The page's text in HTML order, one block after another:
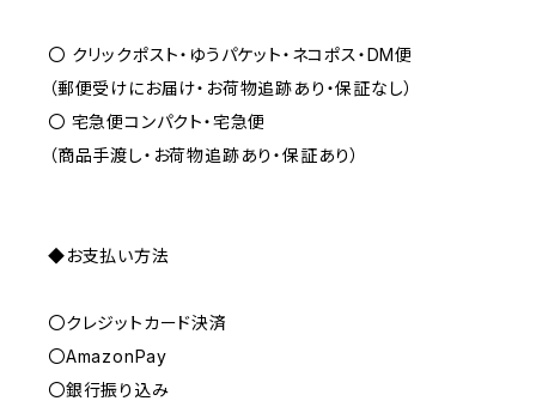
〇 クリックポスト・ゆうパケット・ネコポス・DM便
（郵便受けにお届け・お荷物追跡あり・保証なし）
〇 宅急便コンパクト・宅急便
（商品手渡し・お荷物追跡あり・保証あり）
◆お支払い方法
〇クレジットカード決済
〇AmazonPay
〇銀行振り込み